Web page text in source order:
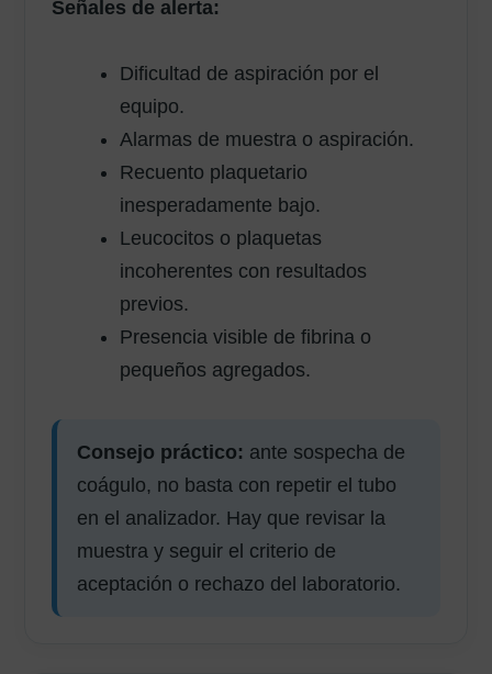
Señales de alerta:
Dificultad de aspiración por el
equipo.
Alarmas de muestra o aspiración.
Recuento plaquetario
inesperadamente bajo.
Leucocitos o plaquetas
incoherentes con resultados
previos.
Presencia visible de fibrina o
pequeños agregados.
Consejo práctico: ante sospecha de
coágulo, no basta con repetir el tubo
en el analizador. Hay que revisar la
muestra y seguir el criterio de
aceptación o rechazo del laboratorio.